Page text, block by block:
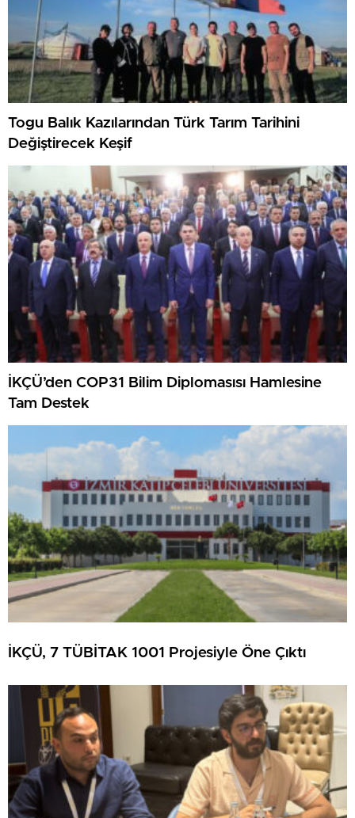
Togu Balık Kazılarından Türk Tarım Tarihini
Değiştirecek Keşif
İKÇÜ’den COP31 Bilim Diplomasısı Hamlesine
Tam Destek
İKÇÜ, 7 TÜBİTAK 1001 Projesiyle Öne Çıktı